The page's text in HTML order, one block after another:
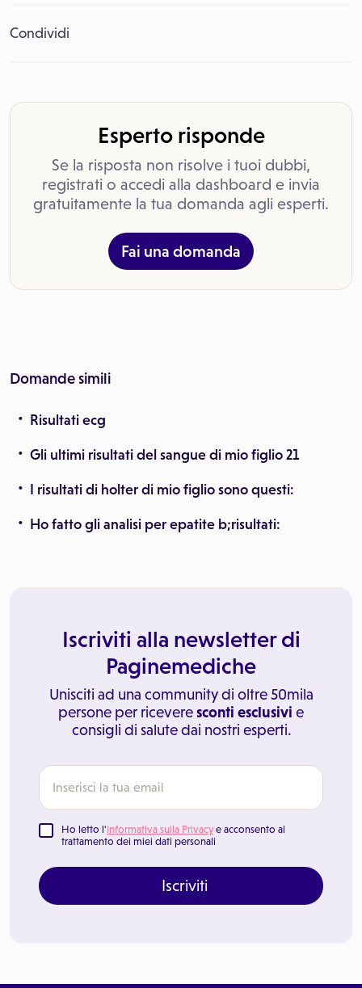
Condividi
Esperto risponde
Se la risposta non risolve i tuoi dubbi,
registrati o accedi alla dashboard e invia
gratuitamente la tua domanda agli esperti.
Fai una domanda
Domande simili
Risultati ecg
Gli ultimi risultati del sangue di mio figlio 21
I risultati di holter di mio figlio sono questi:
Ho fatto gli analisi per epatite b;risultati:
Iscriviti alla newsletter di
Paginemediche
Unisciti ad una community di oltre 50mila
persone per riceveresconti esclusivi e
consigli di salute dai nostri esperti.
Ho letto l'Informativa sulla Privacy e acconsento al
trattamento dei miei dati personali
Iscriviti